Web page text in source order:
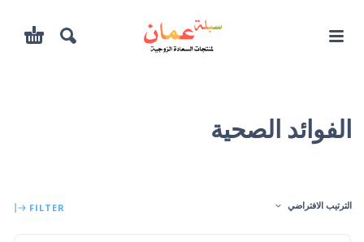
الفوائد الصحية
الترتيب الافتراضي FILTER